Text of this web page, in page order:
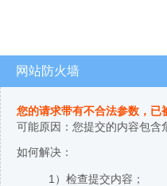
网站防火墙
您的请求带有不合法参数，已
可能原因：您提交的内容包含
如何解决：
1）检查提交内容；